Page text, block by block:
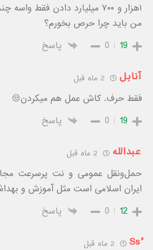
۱هزار و ۷۰۰ میلیارد دادن فقط
من باید چرا حرص بخورم؟
19
0 پاسخ
آنابل
فقط حرف. کاش عمل هم میکردن😒
19
0 پاسخ
عبدالله
حمل‌ونقل عمومی و نت پرسرعت
ایران اسلامی است مثل آموزش و
12
0 پاسخ
ُSs